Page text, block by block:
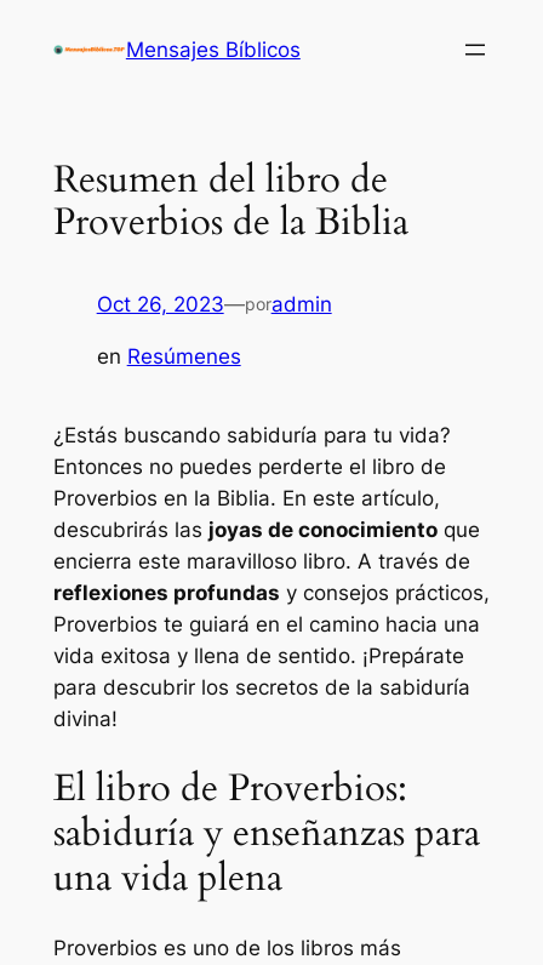
Mensajes Bíblicos
Resumen del libro de
Proverbios de la Biblia
Oct 26, 2023—poradmin
en Resúmenes
¿Estás buscando sabiduría para tu vida?
Entonces no puedes perderte el libro de
Proverbios en la Biblia. En este artículo,
descubrirás las joyas de conocimientoque
encierra este maravilloso libro. A través de
reflexiones profundas y consejos prácticos,
Proverbios te guiará en el camino hacia una
vida exitosa y llena de sentido. ¡Prepárate
para descubrir los secretos de la sabiduría
divina!
El libro de Proverbios:
sabiduría y enseñanzas para
una vida plena
Proverbios es uno de los libros más